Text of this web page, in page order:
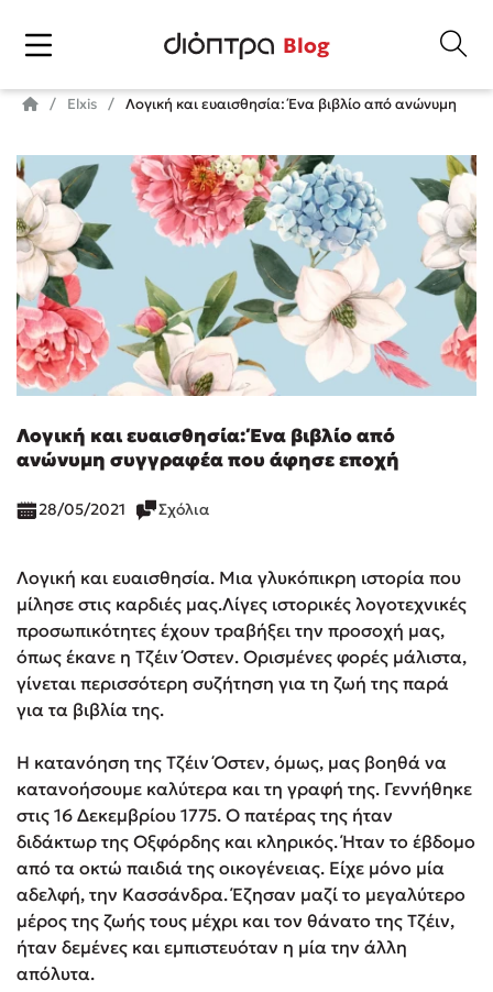
Blog
Elxis Λογική και ευαισθησία: Ένα βιβλίο από ανώνυμη
Λογική και ευαισθησία: Ένα βιβλίο από
ανώνυμη συγγραφέα που άφησε εποχή
28/05/2021 Σχόλια
Λογική και ευαισθησία. Μια γλυκόπικρη ιστορία που
μίλησε στις καρδιές μας.Λίγες ιστορικές λογοτεχνικές
προσωπικότητες έχουν τραβήξει την προσοχή μας,
όπως έκανε η Τζέιν Όστεν. Ορισμένες φορές μάλιστα,
γίνεται περισσότερη συζήτηση για τη ζωή της παρά
για τα βιβλία της.
Η κατανόηση της Τζέιν Όστεν, όμως, μας βοηθά να
κατανοήσουμε καλύτερα και τη γραφή της. Γεννήθηκε
στις 16 Δεκεμβρίου 1775. Ο πατέρας της ήταν
διδάκτωρ της Οξφόρδης και κληρικός. Ήταν το έβδομο
από τα οκτώ παιδιά της οικογένειας. Είχε μόνο μία
αδελφή, την Κασσάνδρα. Έζησαν μαζί το μεγαλύτερο
μέρος της ζωής τους μέχρι και τον θάνατο της Τζέιν,
ήταν δεμένες και εμπιστευόταν η μία την άλλη
απόλυτα.